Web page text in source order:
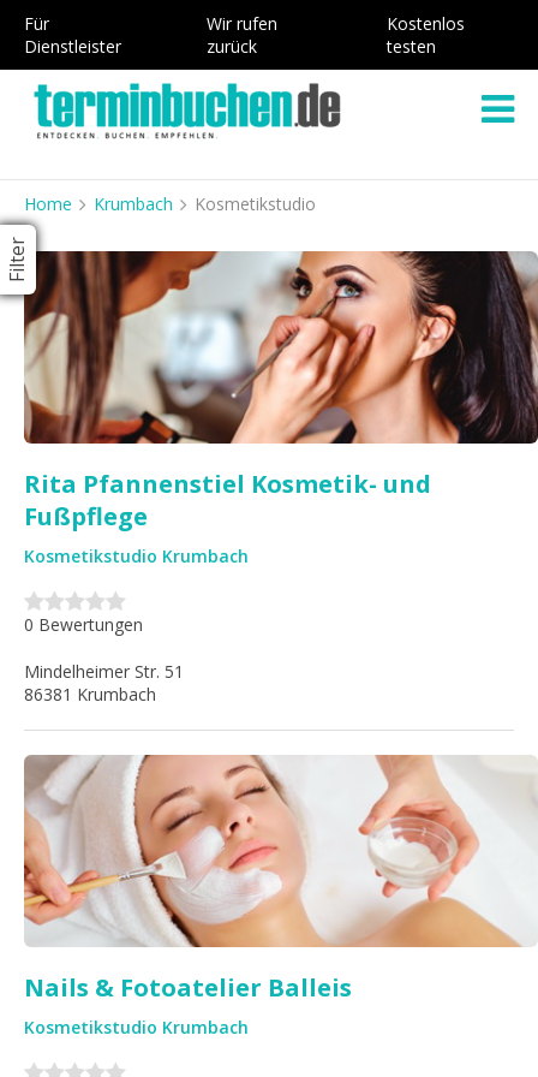
Für
Dienstleister
Wir rufen
zurück
Kostenlos
testen
Home Krumbach Kosmetikstudio
Filter
Rita Pfannenstiel Kosmetik- und
Fußpflege
Kosmetikstudio Krumbach
Mindelheimer Str. 51
86381 Krumbach
0 Bewertungen
Nails & Fotoatelier Balleis
Kosmetikstudio Krumbach